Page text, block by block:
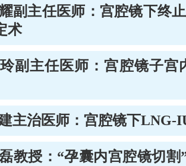
副主任医师：宫腔镜下终
术
副主任医师：宫腔镜子宫
主治医师：宫腔镜下LNG-
教授：“孕囊内宫腔镜切割